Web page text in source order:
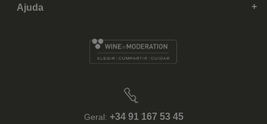
Ajuda
Geral: +34 91 167 53 45